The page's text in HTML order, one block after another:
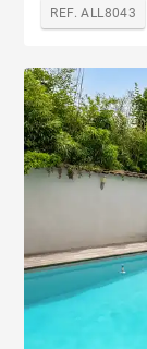
REF. ALL8043